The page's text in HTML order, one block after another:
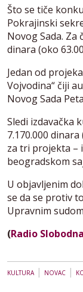
Što se tiče
Pokrajinski
Novog Sada.
dinara (oko
Jedan od
Vojvodina“ čiji
Novog Sada
Sledi izdavačka
7.170.000
za tri projekta –
beogradskom
U objavljenim
se da se protiv
Upravnim
(Radio
KULTURA| NOVAC |